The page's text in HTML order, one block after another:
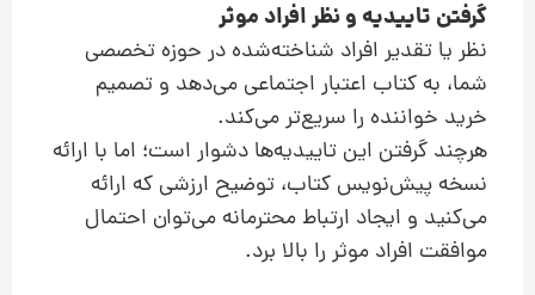
گرفتن تاییدیه و نظر افراد موثر
نظر یا تقدیر افراد شناخته‌شده در حوزه تخصصی
شما، به کتاب اعتبار اجتماعی می‌دهد و تصمیم
خرید خواننده را سریع‌تر می‌کند.
هرچند گرفتن این تاییدیه‌ها دشوار است؛ اما با ارائه
نسخه پیش‌نویس کتاب، توضیح ارزشی که ارائه
می‌کنید و ایجاد ارتباط محترمانه می‌توان احتمال
موافقت افراد موثر را بالا برد.